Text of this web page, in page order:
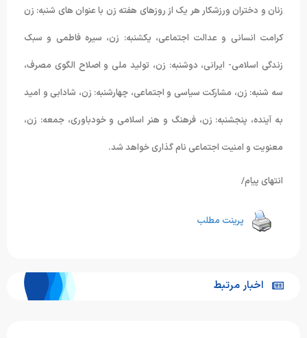
زنان و دختران ورزشکار هر یک از روزهای هفته زن با عنوان های شنبه: زن
کرامت انسانی و عدالت اجتماعی، یکشنبه: زن، سیره فاطمی و سبک
زندگی اسلامی- ایرانی، دوشنبه: زن، تولید ملی و اصلاح الگوی مصرف،
سه شنبه: زن، مشارکت سیاسی و اجتماعی، چهارشنبه: زن، شادابی و امید
به آینده، پنجشنبه: زن، فرهنگ و هنر اسلامی و خودباوری، جمعه: زن،
معنویت و امنیت اجتماعی نام گذاری خواهد شد.
انتهای پیام/
پرینت مطلب
اخبار مرتبط